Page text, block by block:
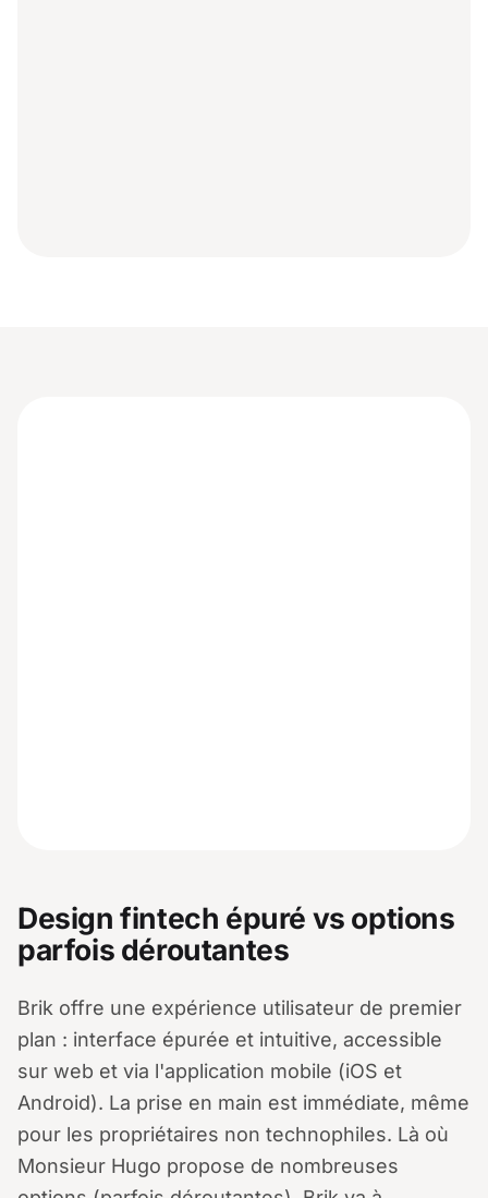
Design fintech épuré vs options
parfois déroutantes
Brik offre une expérience utilisateur de premier
plan : interface épurée et intuitive, accessible
sur web et via l'application mobile (iOS et
Android). La prise en main est immédiate, même
pour les propriétaires non technophiles. Là où
Monsieur Hugo propose de nombreuses